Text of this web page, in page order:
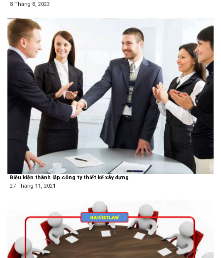
8 Tháng 8, 2023
Điều kiện thành lập công ty thiết kế xây dựng
27 Tháng 11, 2021